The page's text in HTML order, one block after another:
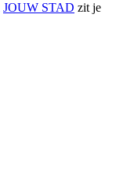
JOUW STAD zit je